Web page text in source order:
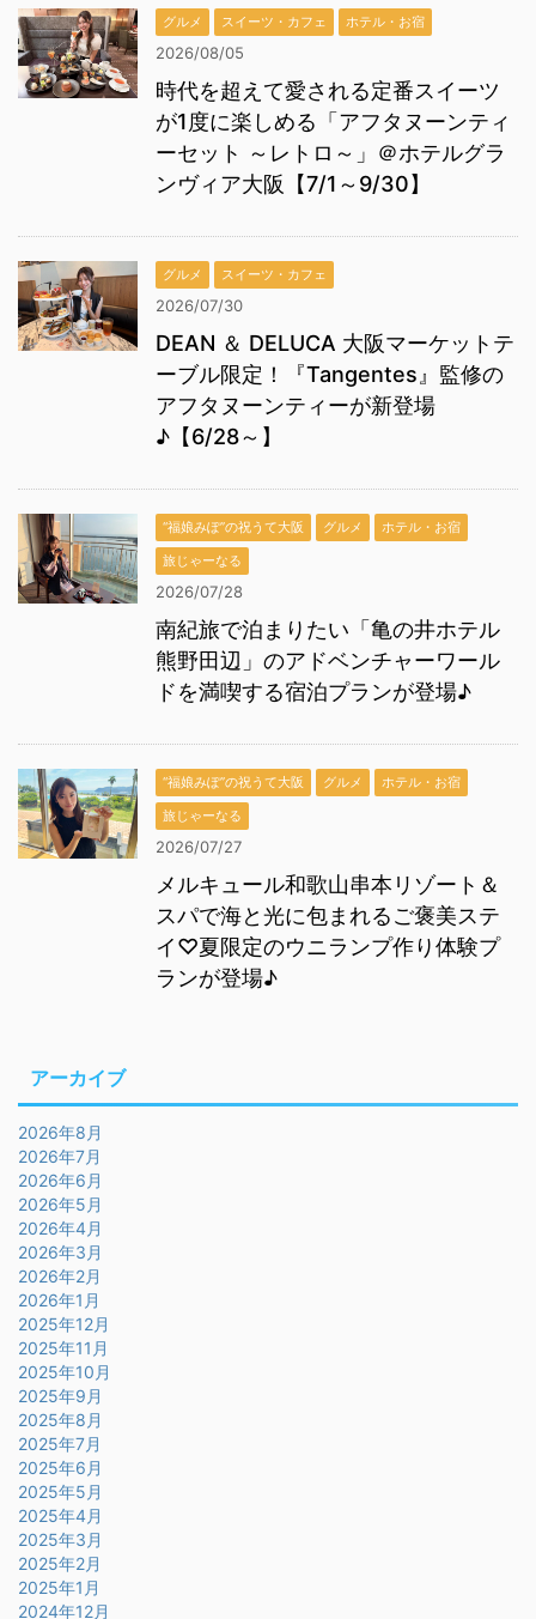
グルメ スイーツ・カフェ ホテル・お宿
2026/08/05
時代を超えて愛される定番スイーツ
が1度に楽しめる「アフタヌーンティ
ーセット ～レトロ～」＠ホテルグラ
ンヴィア大阪【7/1～9/30】
グルメ スイーツ・カフェ
2026/07/30
DEAN ＆ DELUCA 大阪マーケットテ
ーブル限定！『Tangentes』監修の
アフタヌーンティーが新登場
♪【6/28～】
“福娘みぽ”の祝うて大阪 グルメ
ホテル・お宿
旅じゃーなる
2026/07/28
南紀旅で泊まりたい「亀の井ホテル
熊野田辺」のアドベンチャーワール
ドを満喫する宿泊プランが登場♪
“福娘みぽ”の祝うて大阪 グルメ
ホテル・お宿
旅じゃーなる
2026/07/27
メルキュール和歌山串本リゾート＆
スパで海と光に包まれるご褒美ステ
イ♡夏限定のウニランプ作り体験プ
ランが登場♪
アーカイブ
2026年8月
2026年7月
2026年6月
2026年5月
2026年4月
2026年3月
2026年2月
2026年1月
2025年12月
2025年11月
2025年10月
2025年9月
2025年8月
2025年7月
2025年6月
2025年5月
2025年4月
2025年3月
2025年2月
2025年1月
2024年12月